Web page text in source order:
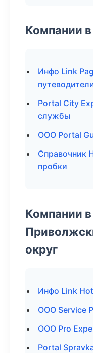
Компании
Инфо Link
Portal City
службы
ООО Portal
Справочник
пробки
Компании в
округ
Инфо Link
ООО Service
ООО Pro
Portal